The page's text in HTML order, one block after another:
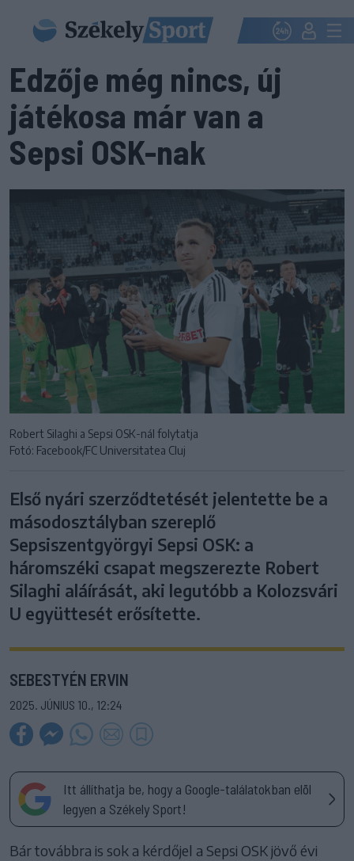
Edzője még nincs, új
játékosa már van a
Sepsi OSK-nak
Robert Silaghi a Sepsi OSK-nál folytatja
Fotó: Facebook/FC Universitatea Cluj
Első nyári szerződtetését jelentette be a
másodosztályban szereplő
Sepsiszentgyörgyi Sepsi OSK: a
háromszéki csapat megszerezte Robert
Silaghi aláírását, aki legutóbb a Kolozsvári
U együttesét erősítette.
SEBESTYÉN ERVIN
2025. JÚNIUS 10., 12:24
Itt állíthatja be, hogy a Google-találatokban elöl
legyen a Székely Sport!
Bár továbbra is sok a kérdőjel a Sepsi OSK jövő évi